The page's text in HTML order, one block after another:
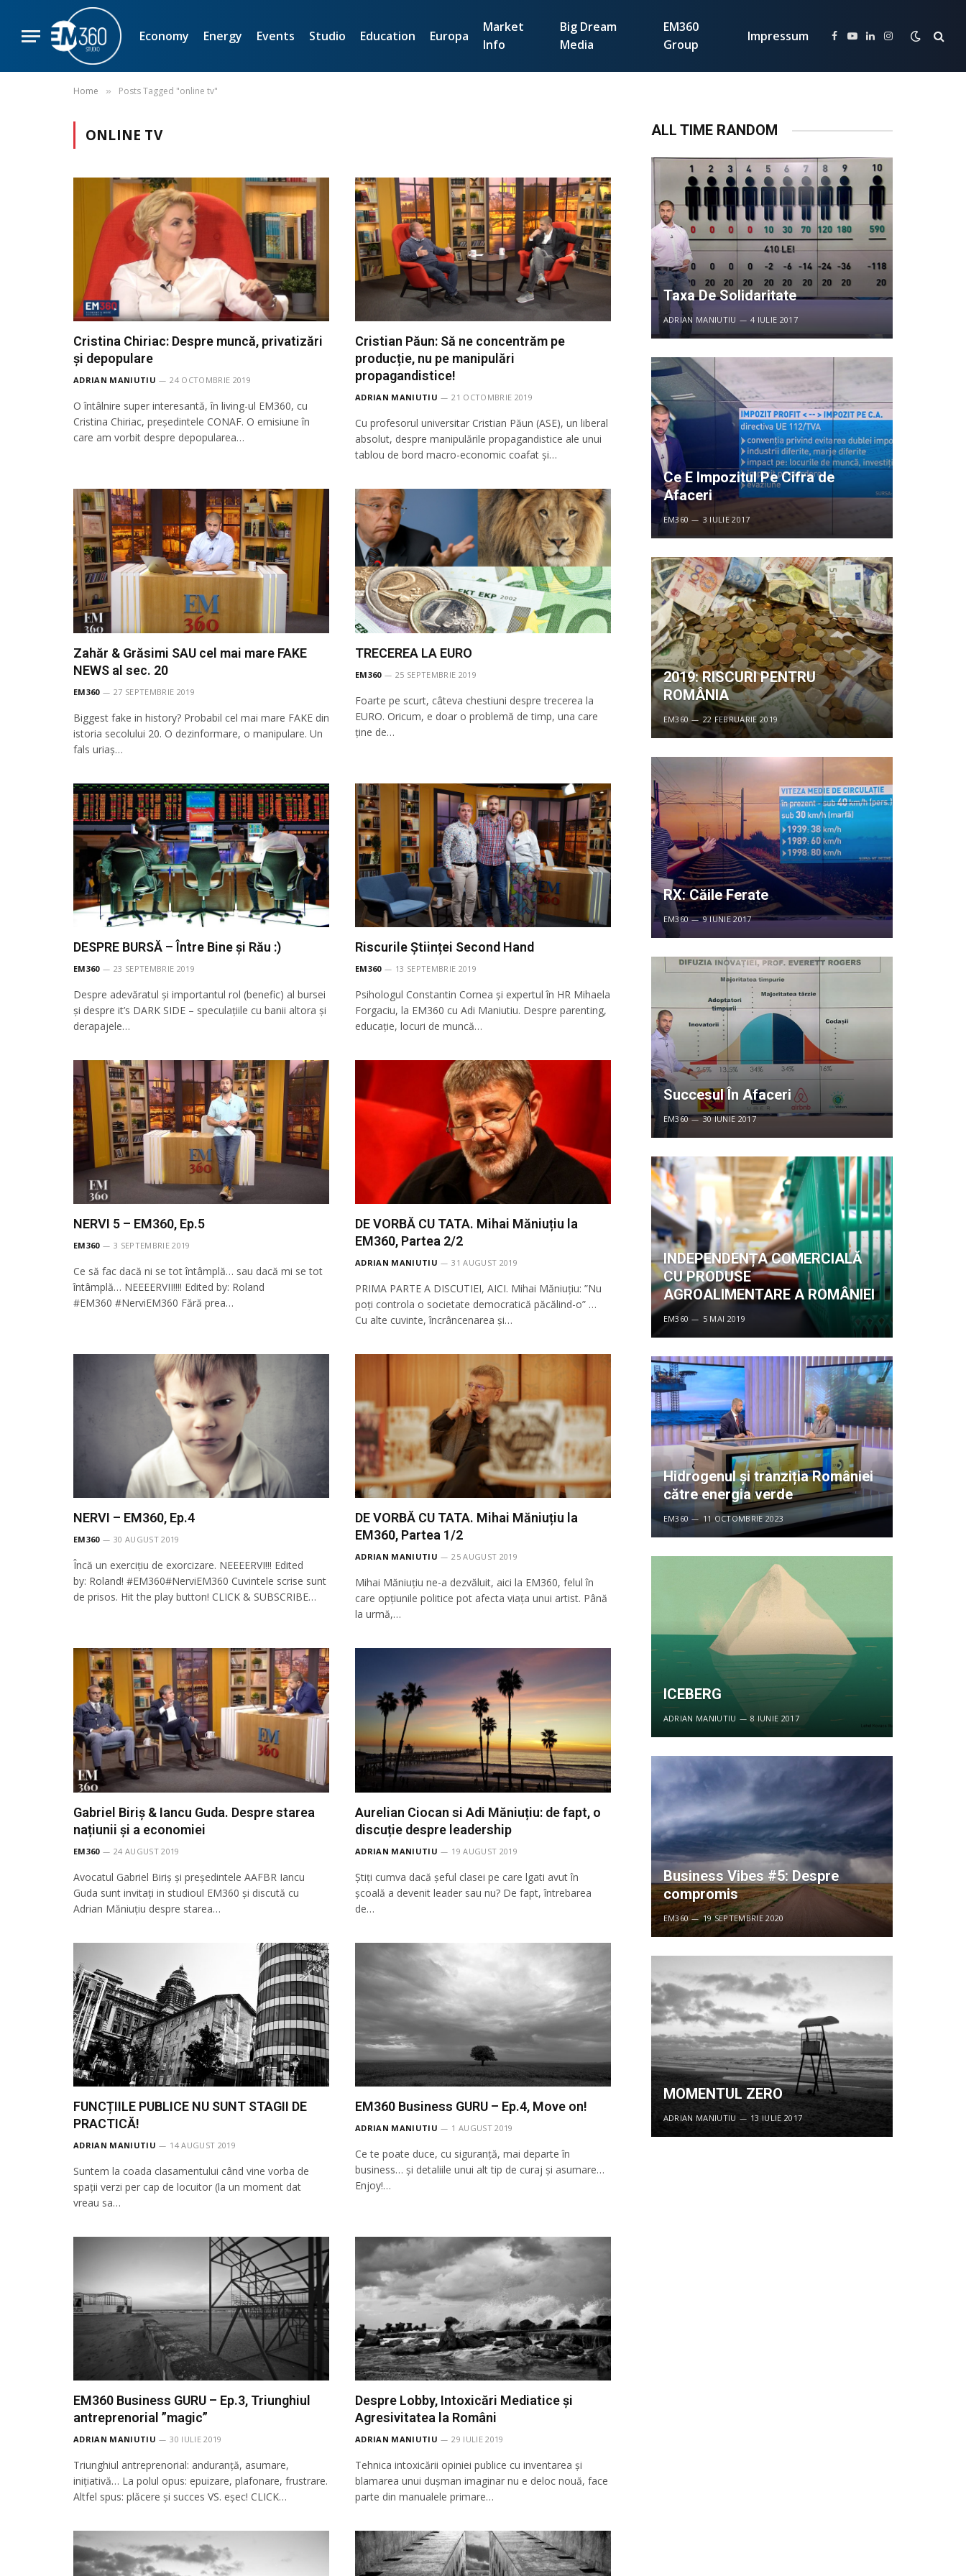
Economy Energy Events Studio Education Europa
Market
Info
Big Dream
Media
EM360
Group
Impressum Facebook
YouTube
LinkedInInstagram
Home » Posts Tagged "online tv"
ONLINE TV
Cristina Chiriac: Despre muncă, privatizări
și depopulare
ADRIAN MANIUTIU 24 OCTOMBRIE 2019
O întâlnire super interesantă, în living-ul EM360, cu
Cristina Chiriac, președintele CONAF. O emisiune în
care am vorbit despre depopularea…
Cristian Păun: Să ne concentrăm pe
producție, nu pe manipulări
propagandistice!
ADRIAN MANIUTIU 21 OCTOMBRIE 2019
Cu profesorul universitar Cristian Păun (ASE), un liberal
absolut, despre manipulările propagandistice ale unui
tablou de bord macro-economic coafat și…
Zahăr & Grăsimi SAU cel mai mare FAKE
NEWS al sec. 20
EM360 27 SEPTEMBRIE 2019
Biggest fake in history? Probabil cel mai mare FAKE din
istoria secolului 20. O dezinformare, o manipulare. Un
fals uriaș…
TRECEREA LA EURO
EM360 25 SEPTEMBRIE 2019
Foarte pe scurt, câteva chestiuni despre trecerea la
EURO. Oricum, e doar o problemă de timp, una care
ține de…
DESPRE BURSĂ – Între Bine și Rău :)
EM360 23 SEPTEMBRIE 2019
Despre adevăratul și importantul rol (benefic) al bursei
și despre it’s DARK SIDE – speculațiile cu banii altora și
derapajele…
Riscurile Științei Second Hand
EM360 13 SEPTEMBRIE 2019
Psihologul Constantin Cornea și expertul în HR Mihaela
Forgaciu, la EM360 cu Adi Maniutiu. Despre parenting,
educație, locuri de muncă…
NERVI 5 – EM360, Ep.5
EM360 3 SEPTEMBRIE 2019
Ce să fac dacă ni se tot întâmplă… sau dacă mi se tot
întâmplă… NEEEERVII!!!! Edited by: Roland
#EM360 #NerviEM360 Fără prea…
DE VORBĂ CU TATA. Mihai Măniuțiu la
EM360, Partea 2/2
ADRIAN MANIUTIU 31 AUGUST 2019
PRIMA PARTE A DISCUTIEI, AICI. Mihai Măniuțiu: ”Nu
poți controla o societate democratică păcălind-o” …
Cu alte cuvinte, încrâncenarea și…
NERVI – EM360, Ep.4
EM360 30 AUGUST 2019
Încă un exercițiu de exorcizare. NEEEERVI!!! Edited
by: Roland! #EM360#NerviEM360 Cuvintele scrise sunt
de prisos. Hit the play button! CLICK & SUBSCRIBE…
DE VORBĂ CU TATA. Mihai Măniuțiu la
EM360, Partea 1/2
ADRIAN MANIUTIU 25 AUGUST 2019
Mihai Măniuțiu ne-a dezvăluit, aici la EM360, felul în
care opțiunile politice pot afecta viața unui artist. Până
la urmă,…
Gabriel Biriș & Iancu Guda. Despre starea
națiunii și a economiei
EM360 24 AUGUST 2019
Avocatul Gabriel Biriș și președintele AAFBR Iancu
Guda sunt invitați in studioul EM360 și discută cu
Adrian Măniuțiu despre starea…
Aurelian Ciocan si Adi Măniuțiu: de fapt, o
discuție despre leadership
ADRIAN MANIUTIU 19 AUGUST 2019
Știți cumva dacă șeful clasei pe care lgati avut în
școală a devenit leader sau nu? De fapt, întrebarea
de…
FUNCȚIILE PUBLICE NU SUNT STAGII DE
PRACTICĂ!
ADRIAN MANIUTIU 14 AUGUST 2019
Suntem la coada clasamentului când vine vorba de
spații verzi per cap de locuitor (la un moment dat
vreau sa…
EM360 Business GURU – Ep.4, Move on!
ADRIAN MANIUTIU 1 AUGUST 2019
Ce te poate duce, cu siguranță, mai departe în
business… și detaliile unui alt tip de curaj și asumare…
Enjoy!…
EM360 Business GURU – Ep.3, Triunghiul
antreprenorial ”magic”
ADRIAN MANIUTIU 30 IULIE 2019
Triunghiul antreprenorial: anduranță, asumare,
inițiativă… La polul opus: epuizare, plafonare, frustrare.
Altfel spus: plăcere și succes VS. eșec! CLICK…
Despre Lobby, Intoxicări Mediatice și
Agresivitatea la Români
ADRIAN MANIUTIU 29 IULIE 2019
Tehnica intoxicării opiniei publice cu inventarea și
blamarea unui dușman imaginar nu e deloc nouă, face
parte din manualele primare…
ALL TIME RANDOM
Taxa De Solidaritate
ADRIAN MANIUTIU 4 IULIE 2017
Ce E Impozitul Pe Cifra de
Afaceri
EM360 3 IULIE 2017
2019: RISCURI PENTRU
ROMÂNIA
EM360 22 FEBRUARIE 2019
RX: Căile Ferate
EM360 9 IUNIE 2017
Succesul În Afaceri
EM360 30 IUNIE 2017
INDEPENDENȚA COMERCIALĂ
CU PRODUSE
AGROALIMENTARE A ROMÂNIEI
EM360 5 MAI 2019
Hidrogenul și tranziția României
către energia verde
EM360 11 OCTOMBRIE 2023
ICEBERG
ADRIAN MANIUTIU 8 IUNIE 2017
Business Vibes #5: Despre
compromis
EM360 19 SEPTEMBRIE 2020
MOMENTUL ZERO
ADRIAN MANIUTIU 13 IULIE 2017